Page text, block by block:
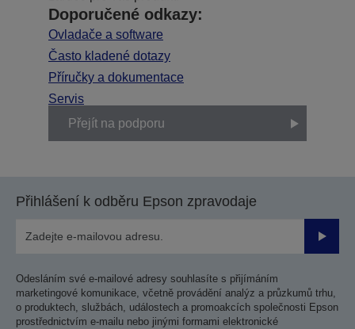
Doporučené odkazy:
Ovladače a software
Často kladené dotazy
Příručky a dokumentace
Servis
Přejít na podporu
Přihlášení k odběru Epson zpravodaje
Odesláním své e-mailové adresy souhlasíte s přijímáním
marketingové komunikace, včetně provádění analýz a průzkumů trhu,
o produktech, službách, událostech a promoakcích společnosti Epson
prostřednictvím e-mailu nebo jinými formami elektronické